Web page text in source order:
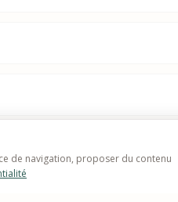
de navigation, proposer du contenu